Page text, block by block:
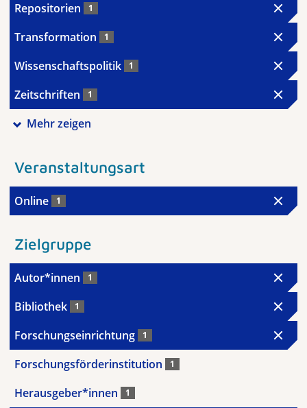
Repositorien 1
Transformation 1
Wissenschaftspolitik 1
Zeitschriften 1
Mehr zeigen
Veranstaltungsart
Online 1
Zielgruppe
Autor*innen 1
Bibliothek 1
Forschungseinrichtung 1
Forschungsförderinstitution 1
Herausgeber*innen 1